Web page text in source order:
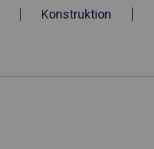
Konstruktion